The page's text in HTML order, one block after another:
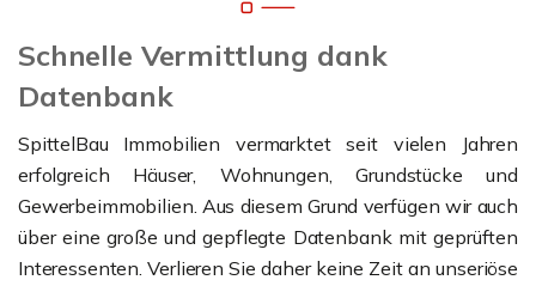
Schnelle Vermittlung dank
Datenbank
SpittelBau Immobilien vermarktet seit vielen Jahren
erfolgreich Häuser, Wohnungen, Grundstücke und
Gewerbeimmobilien. Aus diesem Grund verfügen wir auch
über eine große und gepflegte Datenbank mit geprüften
Interessenten. Verlieren Sie daher keine Zeit an unseriöse